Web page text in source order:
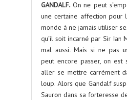
GANDALF. On ne peut
une certaine affection pour
monde à ne jamais utiliser
qu’il soit incarné par Sir Ian
mal aussi. Mais si ne pas
peut encore passer, on
aller se mettre carrément
loup. Alors que Gandalf
Sauron dans sa forteresse